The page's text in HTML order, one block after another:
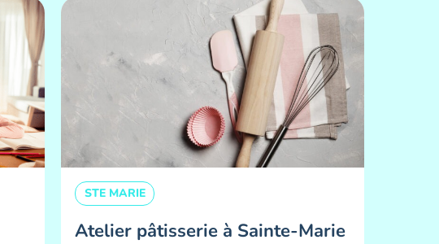
STE MARIE
Atelier pâtisserie à Sainte-Marie